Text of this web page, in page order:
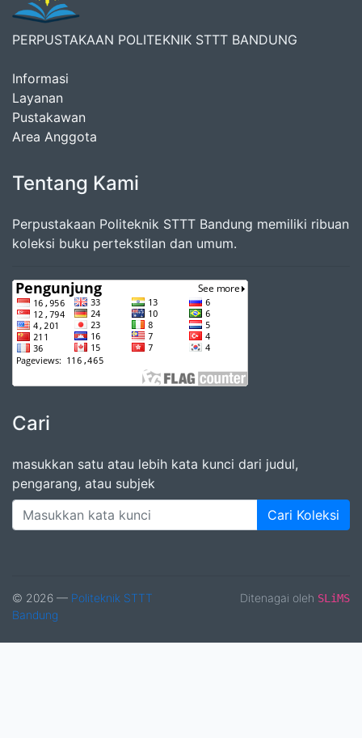
PERPUSTAKAAN POLITEKNIK STTT BANDUNG
Informasi
Layanan
Pustakawan
Area Anggota
Tentang Kami
Perpustakaan Politeknik STTT Bandung memiliki ribuan
koleksi buku pertekstilan dan umum.
Cari
masukkan satu atau lebih kata kunci dari judul,
pengarang, atau subjek
Cari Koleksi
© 2026 — Politeknik STTT
Bandung
Ditenagai oleh SLiMS